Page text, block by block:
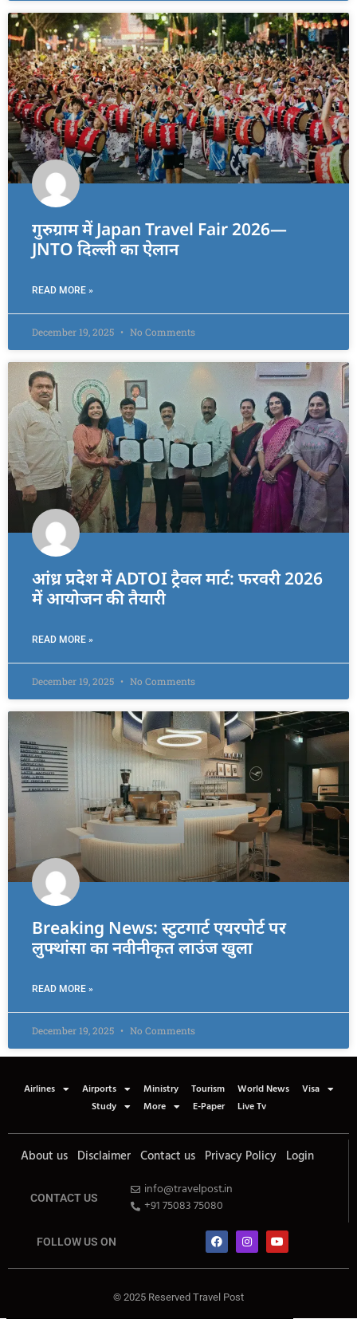
गुरुग्राम में Japan Travel Fair 2026—
JNTO दिल्ली का ऐलान
READ MORE »
December 19, 2025 No Comments
आंध्र प्रदेश में ADTOI ट्रैवल मार्ट: फरवरी 2026
में आयोजन की तैयारी
READ MORE »
December 19, 2025 No Comments
Breaking News: स्टुटगार्ट एयरपोर्ट पर
लुफ्थांसा का नवीनीकृत लाउंज खुला
READ MORE »
December 19, 2025 No Comments
Airlines Airports Ministry Tourism World News
Visa
Study
More E-Paper Live Tv
About us Disclaimer Contact us Privacy Policy Login
CONTACT US
info@travelpost.in
+91 75083 75080
FOLLOW US ON
© 2025 Reserved Travel Post